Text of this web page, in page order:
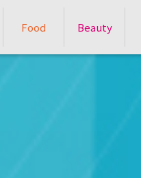
Food Beauty